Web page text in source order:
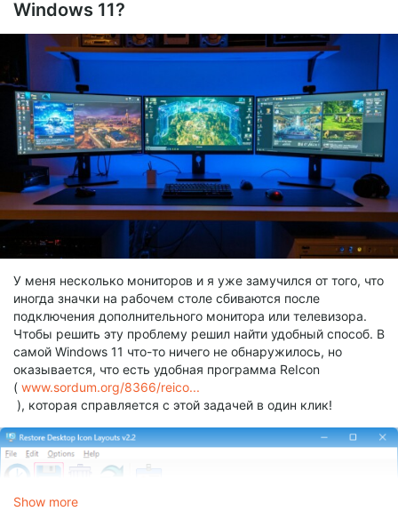
Windows 11?
У меня несколько мониторов и я уже замучился от того, что
иногда значки на рабочем столе сбиваются после
подключения дополнительного монитора или телевизора.
Чтобы решить эту проблему решил найти удобный способ. В
самой Windows 11 что-то ничего не обнаружилось, но
оказывается, что есть удобная программа ReIcon
( www.sordum.org/8366/reico...
), которая справляется с этой задачей в один клик!
Show more